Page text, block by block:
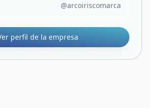
@arcoiriscomarca
perfil de la empresa